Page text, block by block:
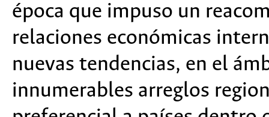
época que impuso un
relaciones económicas
nuevas tendencias, en el
innumerables arreglos